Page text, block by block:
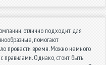
отлично подходит для
помогают
провести время. Можно немного
правилами. Однако, стоит быть